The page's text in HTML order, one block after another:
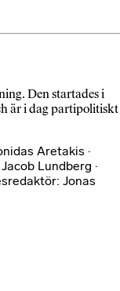
Den startades i
är i dag partipolitiskt
Aretakis ·
Lundberg ·
Jonas